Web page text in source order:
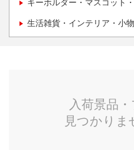
キーホルダー・マスコット
生活雑貨・インテリア・小物